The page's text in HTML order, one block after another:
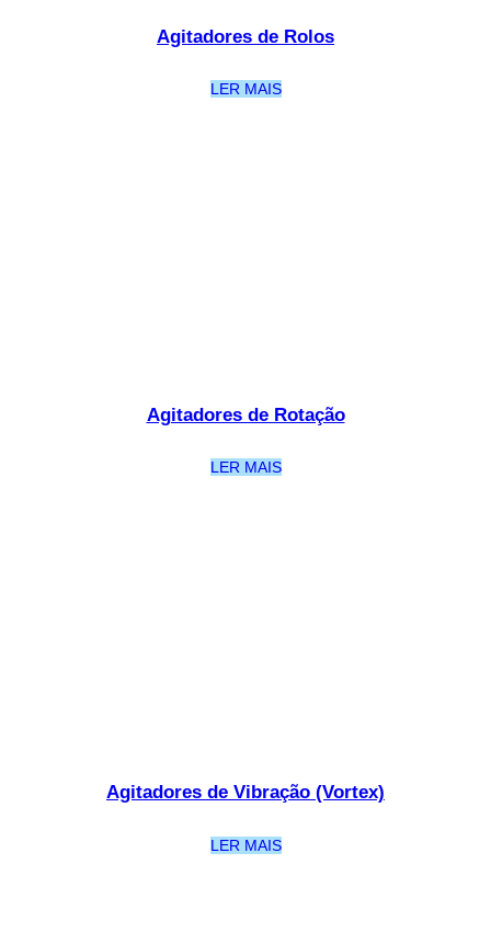
Agitadores de Rolos
LER MAIS
Agitadores de Rotação
LER MAIS
Agitadores de Vibração (Vortex)
LER MAIS